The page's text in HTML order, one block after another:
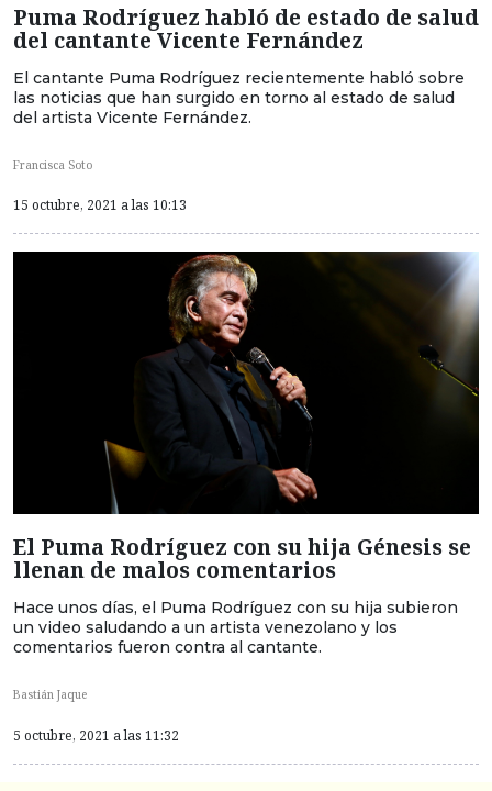
Puma Rodríguez habló de estado de salud
del cantante Vicente Fernández
El cantante Puma Rodríguez recientemente habló sobre
las noticias que han surgido en torno al estado de salud
del artista Vicente Fernández.
Francisca Soto
15 octubre, 2021 a las 10:13
El Puma Rodríguez con su hija Génesis se
llenan de malos comentarios
Hace unos días, el Puma Rodríguez con su hija subieron
un video saludando a un artista venezolano y los
comentarios fueron contra al cantante.
Bastián Jaque
5 octubre, 2021 a las 11:32